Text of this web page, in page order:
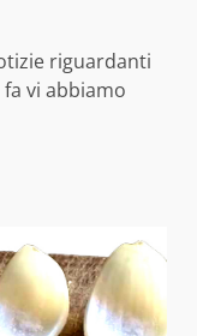
riguardanti
vi abbiamo